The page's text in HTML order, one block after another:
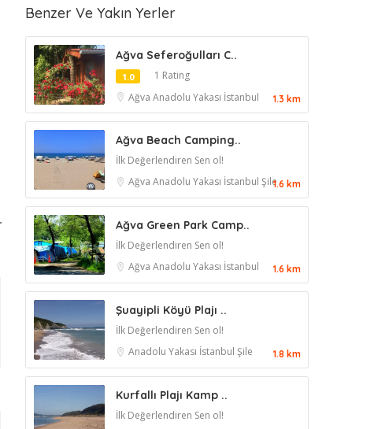
Benzer Ve Yakın Yerler
Ağva Seferoğulları C..
1.0
1 Rating
Ağva Anadolu Yakası İstanbul 1.3 km
Ağva Beach Camping..
İlk Değerlendiren Sen ol!
Ağva Anadolu Yakası İstanbul Şile1.6 km
Ağva Green Park Camp..
İlk Değerlendiren Sen ol!
Ağva Anadolu Yakası İstanbul 1.6 km
Şuayipli Köyü Plajı ..
İlk Değerlendiren Sen ol!
Anadolu Yakası İstanbul Şile 1.8 km
Kurfallı Plajı Kamp ..
İlk Değerlendiren Sen ol!